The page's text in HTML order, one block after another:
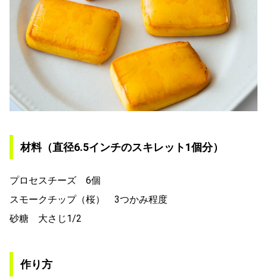
材料（直径6.5インチのスキレット1個分）
プロセスチーズ 6個
スモークチップ（桜） 3つかみ程度
砂糖 大さじ1/2
作り方